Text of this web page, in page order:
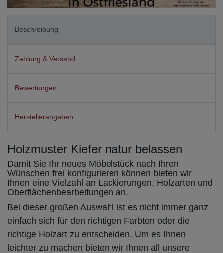
Beschreibung
Zahlung & Versand
Bewertungen
Herstellerangaben
Holzmuster Kiefer natur belassen
Damit Sie Ihr neues Möbelstück nach Ihren
Wünschen frei konfigurieren können bieten wir
Ihnen eine Vielzahl an Lackierungen, Holzarten und
Oberflächenbearbeitungen an.
Bei dieser großen Auswahl ist es nicht immer ganz
einfach sich für den richtigen Farbton oder die
richtige Holzart zu entscheiden. Um es Ihnen
leichter zu machen bieten wir Ihnen all unsere